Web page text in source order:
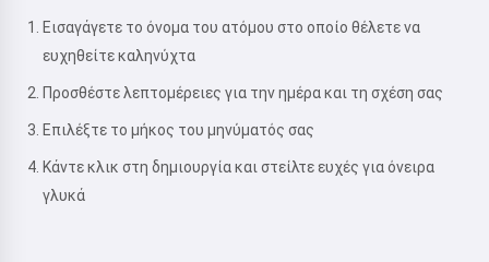
Εισαγάγετε το όνομα του ατόμου στο οποίο θέλετε να
ευχηθείτε καληνύχτα
Προσθέστε λεπτομέρειες για την ημέρα και τη σχέση σας
Επιλέξτε το μήκος του μηνύματός σας
Κάντε κλικ στη δημιουργία και στείλτε ευχές για όνειρα
γλυκά